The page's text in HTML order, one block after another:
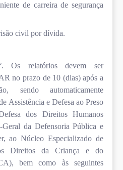
de carreira de segurança
civil por dívida.
Os relatórios devem ser
no prazo de 10 (dias) após a
sendo automaticamente
Assistência e Defesa ao Preso
dos Direitos Humanos
da Defensoria Pública e
ao Núcleo Especializado de
Direitos da Criança e do
bem como às seguintes